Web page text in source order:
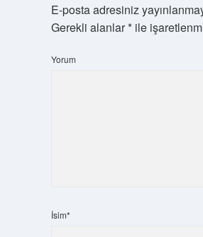
E-posta adresiniz
Gerekli alanlar*ile
Yorum
İsim*